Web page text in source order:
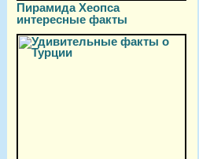
Пирамида Хеопса
интересные факты